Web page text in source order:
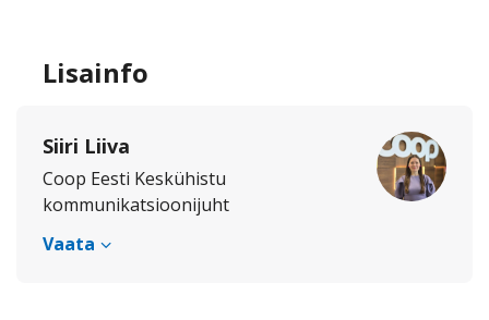
Lisainfo
Siiri Liiva
Coop Eesti Keskühistu
kommunikatsioonijuht
Vaata